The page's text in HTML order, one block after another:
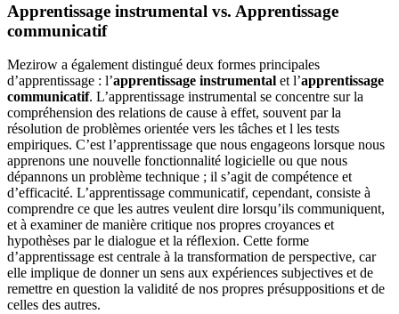
Apprentissage instrumental vs. Apprentissage
communicatif
Mezirow a également distingué deux formes principales
d’apprentissage : l’apprentissage instrumental et l’apprentissage
communicatif. L’apprentissage instrumental se concentre sur la
compréhension des relations de cause à effet, souvent par la
résolution de problèmes orientée vers les tâches et l les tests
empiriques. C’est l’apprentissage que nous engageons lorsque nous
apprenons une nouvelle fonctionnalité logicielle ou que nous
dépannons un problème technique ; il s’agit de compétence et
d’efficacité. L’apprentissage communicatif, cependant, consiste à
comprendre ce que les autres veulent dire lorsqu’ils communiquent,
et à examiner de manière critique nos propres croyances et
hypothèses par le dialogue et la réflexion. Cette forme
d’apprentissage est centrale à la transformation de perspective, car
elle implique de donner un sens aux expériences subjectives et de
remettre en question la validité de nos propres présuppositions et de
celles des autres.